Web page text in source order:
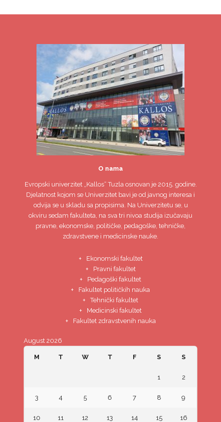
O nama
Evropski univerzitet„Kallos“ Tuzla osnovan je 2015. godine.
Djelatnost kojom se Univerzitet bavi je od javnog interesa i
odvija se u skladu sa propisima. Na Univerzitetu se, u
okviru sedam fakulteta, na sva tri nivoa studija izučavaju
pravne, ekonomske, političke, pedagoške, tehničke,
zdravstvene i medicinske nauke.
Ekonomski fakultet
Pravni fakultet
Pedagoški fakultet
Fakultet političkih nauka
Tehnički fakultet
Medicinski fakultet
Fakultet zdravstvenih nauka
August 2026
M T W T F S S
1 2
3 4 5 6 7 8 9
10 11 12 13 14 15 16